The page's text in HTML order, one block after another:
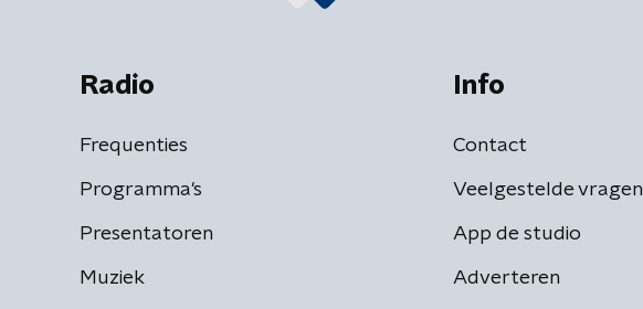
Radio
Frequenties
Programma's
Presentatoren
Muziek
Info
Contact
Veelgestelde vragen
App de studio
Adverteren